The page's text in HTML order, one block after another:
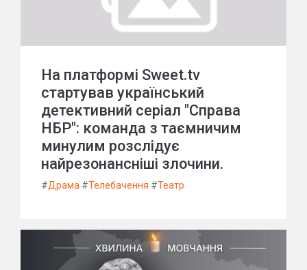
На платформі Sweet.tv
стартував український
детективний серіал "Справа
НБР": команда з таємничим
минулим розслідує
найрезонансніші злочини.
#Драма #Телебачення #Театр